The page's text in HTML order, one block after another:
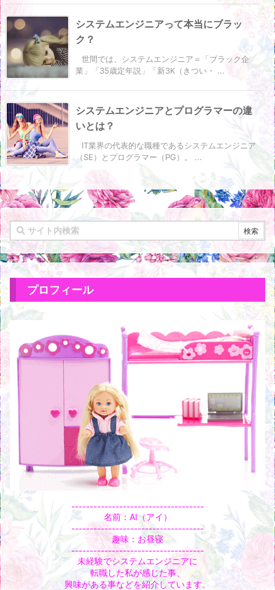
システムエンジニアって本当にブラッ
ク？
世間では、システムエンジニア＝「ブラック企
業」「35歳定年説」「新3K（きつい・ ...
システムエンジニアとプログラマーの違
いとは？
IT業界の代表的な職種であるシステムエンジニア
（SE）とプログラマー（PG）。 ...
プロフィール
------------------------------------
名前：AI（アイ）
------------------------------------
趣味：お昼寝
------------------------------------
未経験でシステムエンジニアに
転職した私が感じた事、
興味がある事などを紹介しています。